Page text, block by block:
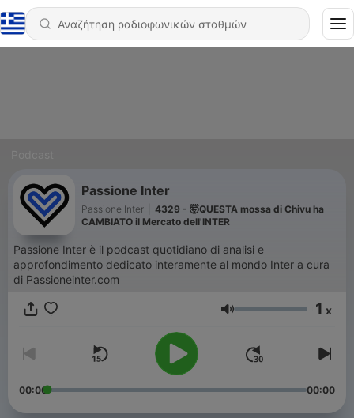
Passione Inter
Passione Inter
4329 - 🤯QUESTA mossa di Chivu ha
CAMBIATO il Mercato dell'INTER
Passione Inter è il podcast quotidiano di analisi e
approfondimento dedicato interamente al mondo Inter a cura
di Passioneinter.com
Ένταση 1 x
00:00 00:00